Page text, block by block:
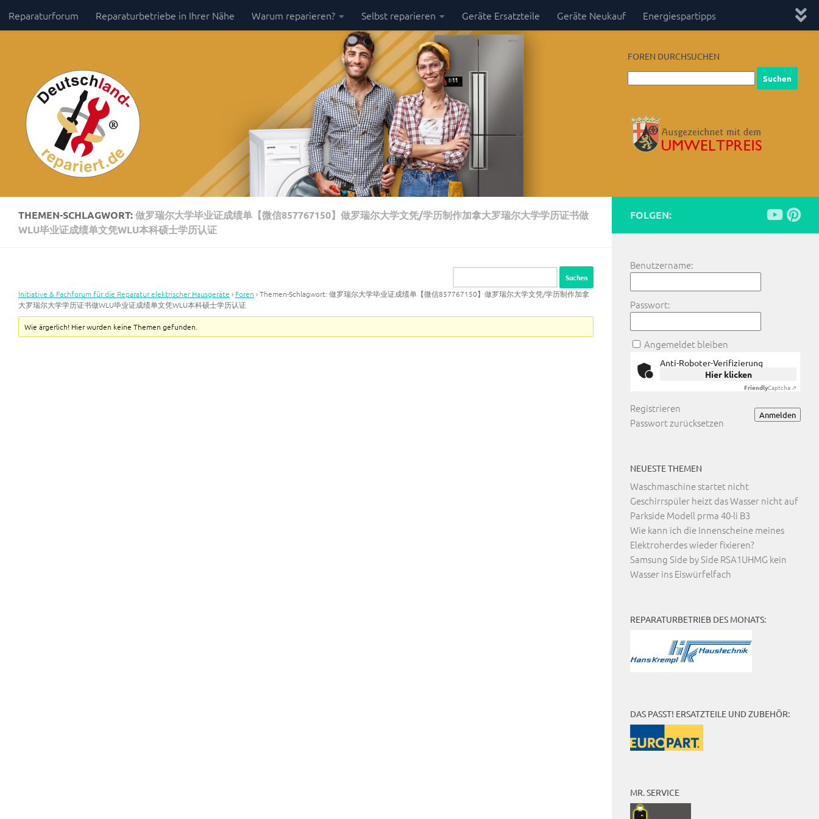
Zum Inhalt springen
Reparaturforum Reparaturbetriebe in Ihrer Nähe Warum reparieren? Selbst reparieren Geräte Ersatzteile Geräte Neukauf Energiespartipps
FOREN DURCHSUCHEN
THEMEN-SCHLAGWORT:做罗瑞尔大学毕业证成绩单【微信857767150】做罗瑞尔大学文凭/学历制作加拿大罗瑞尔大学学历证书做
WLU毕业证成绩单文凭WLU本科硕士学历认证
Initiative & Fachforum für die Reparatur elektrischer Hausgeräte › Foren ›Themen-Schlagwort: 做罗瑞尔大学毕业证成绩单【微信857767150】做罗瑞尔大学文凭/学历制作加拿
大罗瑞尔大学学历证书做WLU毕业证成绩单文凭WLU本科硕士学历认证
Wie ärgerlich! Hier wurden keine Themen gefunden.
FOLGEN:
Benutzername:
Passwort:
Angemeldet bleiben
Anti-Roboter-Verifizierung
Hier klicken
FriendlyCaptcha ⇗
Anmelden
Registrieren
Passwort zurücksetzen
NEUESTE THEMEN
Waschmaschine startet nicht
Geschirrspüler heizt das Wasser nicht auf
Parkside Modell prma 40-li B3
Wie kann ich die Innenscheine meines
Elektroherdes wieder fixieren?
Samsung Side by Side RSA1UHMG kein
Wasser ins Eiswürfelfach
REPARATURBETRIEB DES MONATS:
DAS PASST! ERSATZTEILE UND ZUBEHÖR:
MR. SERVICE